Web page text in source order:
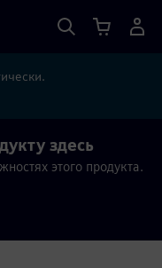
здесь
этого продукта.